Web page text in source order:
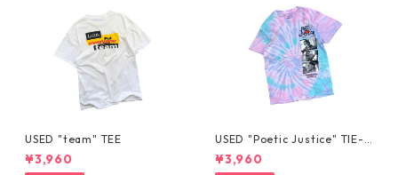
USED "team" TEE
¥3,960
USED "Poetic Justice" TIE-D
YE TEE
¥3,960